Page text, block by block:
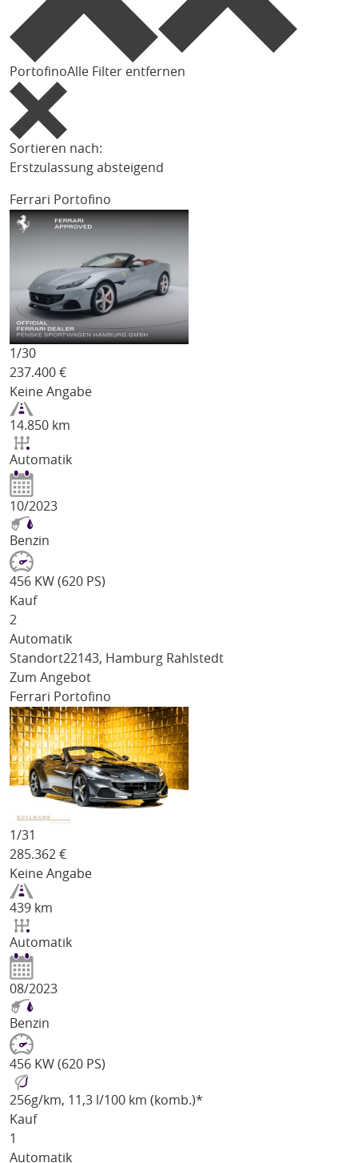
PortofinoAlle Filter entfernen
Sortieren nach:
Erstzulassung absteigend
Ferrari Portofino
1/30
237.400 €
Keine Angabe
14.850 km
Automatik
10/2023
Benzin
456 KW (620 PS)
Kauf
2
Automatik
Standort22143, Hamburg Rahlstedt
Zum Angebot
Ferrari Portofino
1/31
285.362 €
Keine Angabe
439 km
Automatik
08/2023
Benzin
456 KW (620 PS)
256g/km, 11,3 l/100 km (komb.)*
Kauf
1
Automatik